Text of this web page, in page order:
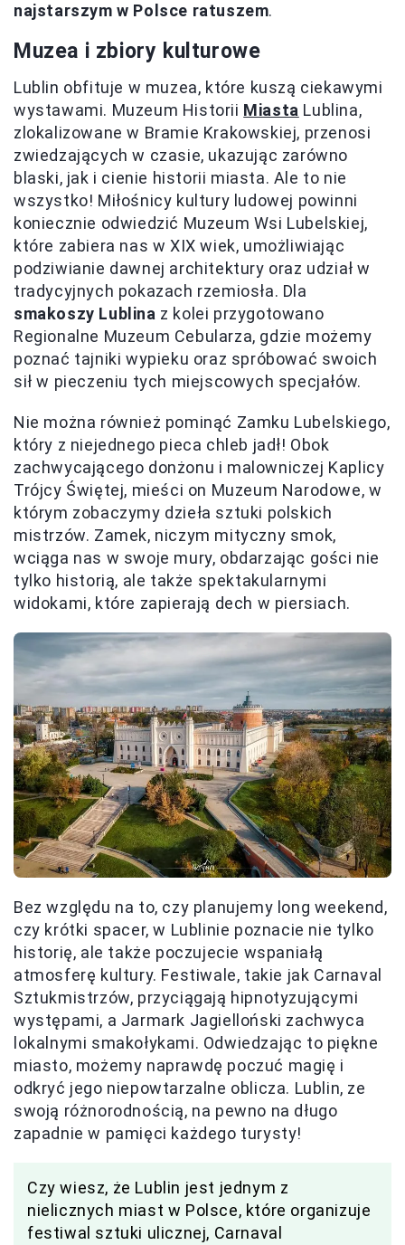
najstarszym w Polsce ratuszem.
Muzea i zbiory kulturowe
Lublin obfituje w muzea, które kuszą ciekawymi
wystawami. Muzeum Historii Miasta Lublina,
zlokalizowane w Bramie Krakowskiej, przenosi
zwiedzających w czasie, ukazując zarówno
blaski, jak i cienie historii miasta. Ale to nie
wszystko! Miłośnicy kultury ludowej powinni
koniecznie odwiedzić Muzeum Wsi Lubelskiej,
które zabiera nas w XIX wiek, umożliwiając
podziwianie dawnej architektury oraz udział w
tradycyjnych pokazach rzemiosła. Dla
smakoszy Lublina z kolei przygotowano
Regionalne Muzeum Cebularza, gdzie możemy
poznać tajniki wypieku oraz spróbować swoich
sił w pieczeniu tych miejscowych specjałów.
Nie można również pominąć Zamku Lubelskiego,
który z niejednego pieca chleb jadł! Obok
zachwycającego donżonu i malowniczej Kaplicy
Trójcy Świętej, mieści on Muzeum Narodowe, w
którym zobaczymy dzieła sztuki polskich
mistrzów. Zamek, niczym mityczny smok,
wciąga nas w swoje mury, obdarzając gości nie
tylko historią, ale także spektakularnymi
widokami, które zapierają dech w piersiach.
Bez względu na to, czy planujemy long weekend,
czy krótki spacer, w Lublinie poznacie nie tylko
historię, ale także poczujecie wspaniałą
atmosferę kultury. Festiwale, takie jak Carnaval
Sztukmistrzów, przyciągają hipnotyzującymi
występami, a Jarmark Jagielloński zachwyca
lokalnymi smakołykami. Odwiedzając to piękne
miasto, możemy naprawdę poczuć magię i
odkryć jego niepowtarzalne oblicza. Lublin, ze
swoją różnorodnością, na pewno na długo
zapadnie w pamięci każdego turysty!
Czy wiesz, że Lublin jest jednym z
nielicznych miast w Polsce, które organizuje
festiwal sztuki ulicznej, Carnaval